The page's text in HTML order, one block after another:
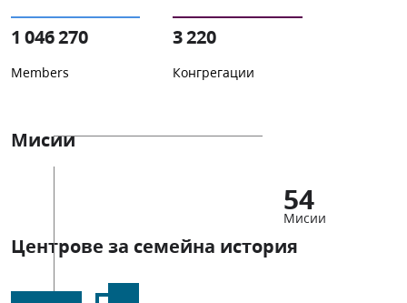
1 046 270
Members
3 220
Конгрегации
Мисии
54
Мисии
Центрове за семейна история